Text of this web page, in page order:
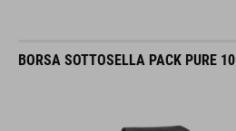
BORSA SOTTOSELLA PACK PURE 10